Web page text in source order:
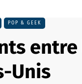
POP & GEEK
entre
Unis